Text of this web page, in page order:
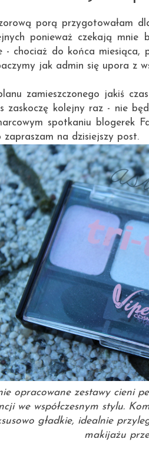
porą przygotowałam
ponieważ czekają mnie
- chociaż do końca miesiąca,
jak admin się upora z
planu zamieszczonego jakiś
zaskoczę kolejny raz - nie
spotkaniu blogerek
na dzisiejszy post.
opracowane zestawy cieni
we współczesnym stylu.
gładkie, idealnie
makijażu